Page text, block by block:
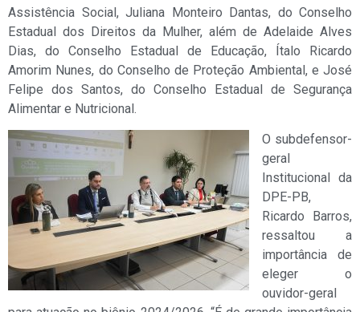
Assistência Social, Juliana Monteiro Dantas, do Conselho
Estadual dos Direitos da Mulher, além de Adelaide Alves
Dias, do Conselho Estadual de Educação, Ítalo Ricardo
Amorim Nunes, do Conselho de Proteção Ambiental, e José
Felipe dos Santos, do Conselho Estadual de Segurança
Alimentar e Nutricional.
O subdefensor-
geral
Institucional da
DPE-PB,
Ricardo Barros,
ressaltou a
importância de
eleger o
ouvidor-geral